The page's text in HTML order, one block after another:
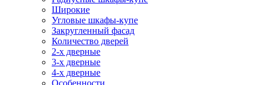
Широкие
Угловые шкафы-купе
Закругленный фасад
Количество дверей
2-х дверные
3-х дверные
4-х дверные
Особенности